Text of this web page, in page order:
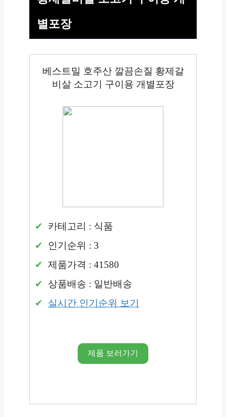
별포장
베스트밀 호주산 깔끔손질 황제갈
비살 소고기 구이용 개별포장
카테고리 : 식품
인기순위 : 3
제품가격 : 41580
상품배송 : 일반배송
실시간 인기순위 보기
제품 보러가기